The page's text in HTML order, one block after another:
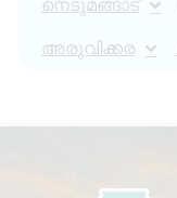
നെടുമങ്ങാട്
അരുവിക്കര